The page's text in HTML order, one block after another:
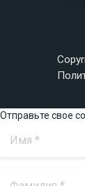
Отправьте свое